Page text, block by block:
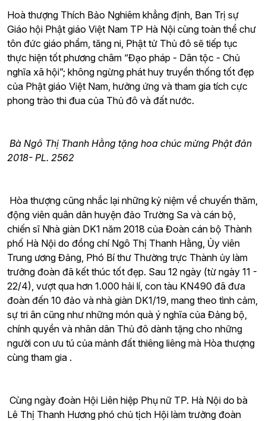
Hoà thượng Thích Bảo Nghiêm khẳng định, Ban Trị sự
Giáo hội Phật giáo Việt Nam TP Hà Nội cùng toàn thể chư
tôn đức giáo phẩm, tăng ni, Phật tử Thủ đô sẽ tiếp tục
thực hiện tốt phương châm “Đạo pháp - Dân tộc - Chủ
nghĩa xã hội”; không ngừng phát huy truyền thống tốt đẹp
của Phật giáo Việt Nam, hưởng ứng và tham gia tích cực
phong trào thi đua của Thủ đô và đất nước.
Bà Ngô Thị Thanh Hằng tặng hoa chúc mừng Phật đản
2018- PL. 2562
Hòa thượng cũng nhắc lại những kỷ niệm về chuyến thăm,
động viên quân dân huyện đảo Trường Sa và cán bộ,
chiến sĩ Nhà giàn DK1 năm 2018 của Đoàn cán bộ Thành
phố Hà Nội do đồng chí Ngô Thị Thanh Hằng, Ủy viên
Trung ương Đảng, Phó Bí thư Thường trực Thành ủy làm
trưởng đoàn đã kết thúc tốt đẹp. Sau 12 ngày (từ ngày 11 -
22/4), vượt qua hơn 1.000 hải lí, con tàu KN490 đã đưa
đoàn đến 10 đảo và nhà giàn DK1/19, mang theo tình cảm,
sự tri ân cũng như những món quà ý nghĩa của Đảng bộ,
chính quyền và nhân dân Thủ đô dành tặng cho những
người con ưu tú của mảnh đất thiêng liêng mà Hòa thượng
cùng tham gia .
Cùng ngày đoàn Hội Liên hiệp Phụ nữ TP. Hà Nội do bà
Lê Thị Thanh Hương phó chủ tịch Hội làm trưởng đoàn